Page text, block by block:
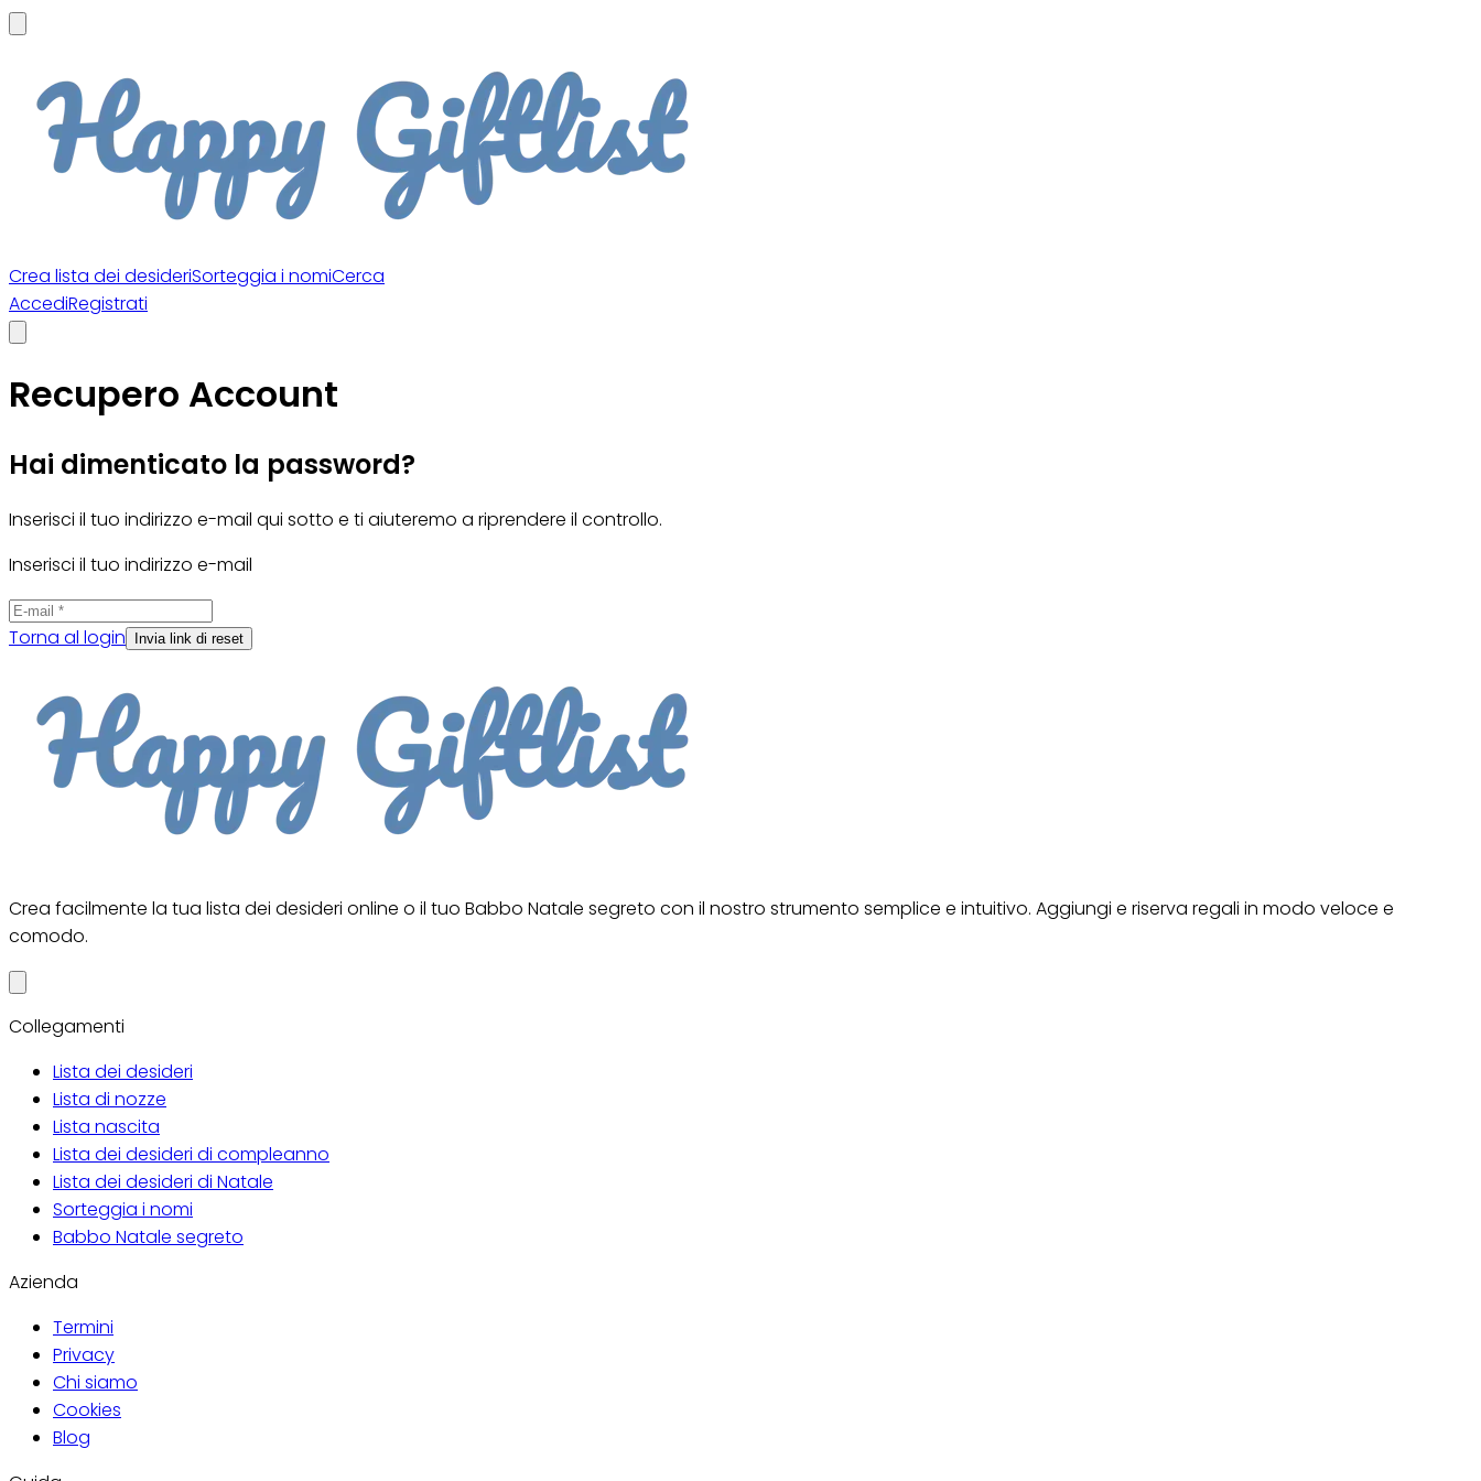
Crea lista dei desideriSorteggia i nomiCerca
AccediRegistrati
Recupero Account
Hai dimenticato la password?
Inserisci il tuo indirizzo e-mail qui sotto e ti aiuteremo a riprendere il controllo.
Inserisci il tuo indirizzo e-mail
Torna al login Invia link di reset
Crea facilmente la tua lista dei desideri online o il tuo Babbo Natale segreto con il nostro strumento semplice e intuitivo. Aggiungi e riserva regali in modo veloce e
comodo.
Collegamenti
Lista dei desideri
Lista di nozze
Lista nascita
Lista dei desideri di compleanno
Lista dei desideri di Natale
Sorteggia i nomi
Babbo Natale segreto
Azienda
Termini
Privacy
Chi siamo
Cookies
Blog